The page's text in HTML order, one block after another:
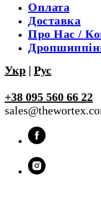
Оплата
Доставка
Про Нас /
Укр | Рус
+38 095 560 66 22